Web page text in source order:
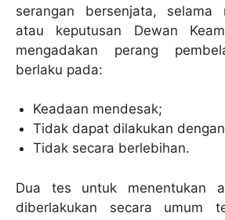
serangan bersenjata, selama
atau keputusan Dewan
mengadakan perang
berlaku pada:
Keadaan mendesak;
Tidak dapat dilakukan
Tidak secara berlebihan.
Dua tes untuk menentukan
diberlakukan secara umum